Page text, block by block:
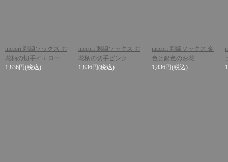
niccori 刺繍ソックス お
花柄の切手イエロー
1,836円(税込)
niccori 刺繍ソックス お
花柄の切手ピンク
1,836円(税込)
niccori 刺繍ソックス 金
色と銀色のお花
1,836円(税込)